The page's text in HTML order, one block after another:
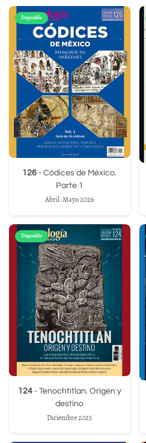
Disponible
126 - Códices de México.
Parte 1
Abril-Mayo 2026
Disponible
124- Tenochtitlan. Origen y
destino
Diciembre 2025